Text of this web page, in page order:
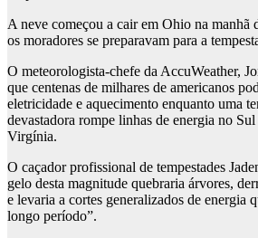
A neve começou a cair em Ohio na manhã
os moradores se preparavam para a
O meteorologista-chefe da AccuWeather,
que centenas de milhares de americanos
eletricidade e aquecimento enquanto uma
devastadora rompe linhas de energia no
Virgínia.
O caçador profissional de tempestades
gelo desta magnitude quebraria árvores,
e levaria a cortes generalizados de energia
longo período”.